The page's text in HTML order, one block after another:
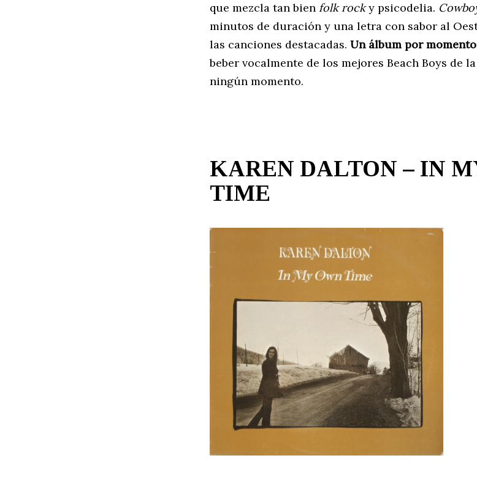
que mezcla tan bien folk rocky psicodelia.
minutos de duración y una letra con sabor al
las canciones destacadas. Un álbum por
beber vocalmente de los mejores Beach Boys de
ningún momento.
KAREN DALTON – IN
TIME